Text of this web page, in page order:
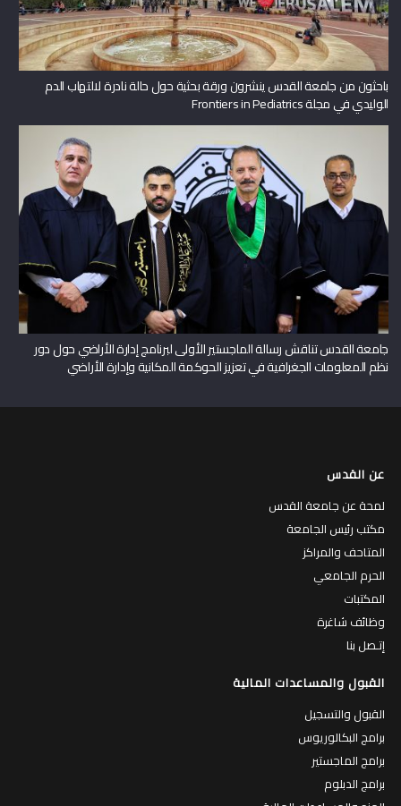
باحثون من جامعة القدس ينشرون ورقة بحثية حول حالة نادرة لالتهاب الدم
الوليدي في مجلة Frontiers in Pediatrics
جامعة القدس تناقش رسالة الماجستير الأولى لبرنامج إدارة الأراضي حول دور
نظم المعلومات الجغرافية في تعزيز الحوكمة المكانية وإدارة الأراضي
عن القدس
لمحة عن جامعة القدس
مكتب رئيس الجامعة
المتاحف والمراكز
الحرم الجامعي
المكتبات
وظائف شاغرة
إتـصل بنا
القبول والمساعدات المالية
القبول والتسجيل
برامج البكالوريوس
برامج الماجستير
برامج الدبلوم